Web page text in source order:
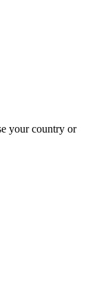
your country or